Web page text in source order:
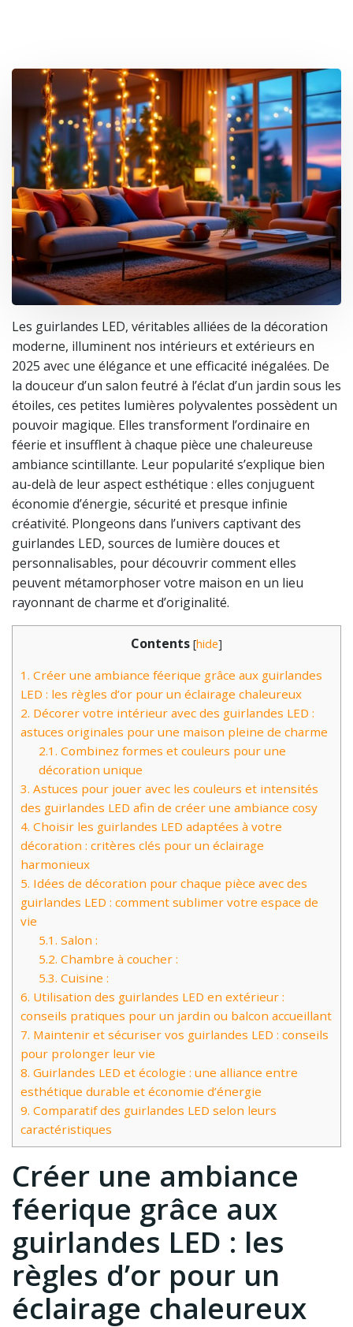
Les guirlandes LED, véritables alliées de la décoration
moderne, illuminent nos intérieurs et extérieurs en
2025 avec une élégance et une efficacité inégalées. De
la douceur d’un salon feutré à l’éclat d’un jardin sous les
étoiles, ces petites lumières polyvalentes possèdent un
pouvoir magique. Elles transforment l’ordinaire en
féerie et insufflent à chaque pièce une chaleureuse
ambiance scintillante. Leur popularité s’explique bien
au-delà de leur aspect esthétique : elles conjuguent
économie d’énergie, sécurité et presque infinie
créativité. Plongeons dans l’univers captivant des
guirlandes LED, sources de lumière douces et
personnalisables, pour découvrir comment elles
peuvent métamorphoser votre maison en un lieu
rayonnant de charme et d’originalité.
Contents [hide]
1. Créer une ambiance féerique grâce aux guirlandes
LED : les règles d’or pour un éclairage chaleureux
2. Décorer votre intérieur avec des guirlandes LED :
astuces originales pour une maison pleine de charme
2.1. Combinez formes et couleurs pour une
décoration unique
3. Astuces pour jouer avec les couleurs et intensités
des guirlandes LED afin de créer une ambiance cosy
4. Choisir les guirlandes LED adaptées à votre
décoration : critères clés pour un éclairage
harmonieux
5. Idées de décoration pour chaque pièce avec des
guirlandes LED : comment sublimer votre espace de
vie
5.1. Salon :
5.2. Chambre à coucher :
5.3. Cuisine :
6. Utilisation des guirlandes LED en extérieur :
conseils pratiques pour un jardin ou balcon accueillant
7. Maintenir et sécuriser vos guirlandes LED : conseils
pour prolonger leur vie
8. Guirlandes LED et écologie : une alliance entre
esthétique durable et économie d’énergie
9. Comparatif des guirlandes LED selon leurs
caractéristiques
Créer une ambiance
féerique grâce aux
guirlandes LED : les
règles d’or pour un
éclairage chaleureux